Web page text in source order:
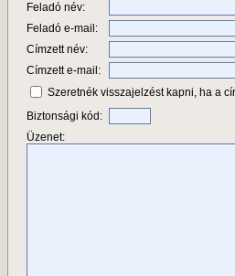
Feladó név:
Feladó e-mail:
Címzett név:
Címzett e-mail:
Szeretnék visszajelzést kapni, ha a
Biztonsági kód:
Üzenet: